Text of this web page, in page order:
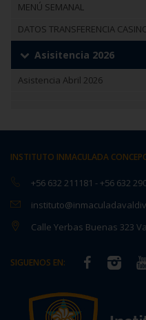
MENÚ SEMANAL
DATOS TRANSFERENCIA
Asisitencia 2026
Asistencia Abril 2026
INSTITUTO INMACULADA
+56 632 211181 -+56 632
Calle Yerbas Buenas 323
SIGUENOS EN: